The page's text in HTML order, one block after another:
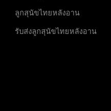
ลูกสุนัขไทยหลังอาน
รับส่งลูกสุนัขไทยหลังอาน